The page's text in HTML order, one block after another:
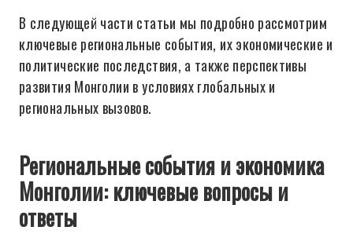
В следующей части статьи мы подробно рассмотрим
ключевые региональные события, их экономические и
политические последствия, а также перспективы
развития Монголии в условиях глобальных и
региональных вызовов.
Региональные события и экономика
Монголии: ключевые вопросы и
ответы